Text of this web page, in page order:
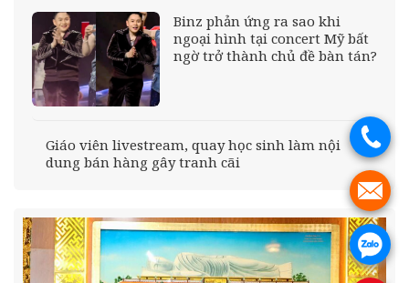
Binz phản ứng ra sao khi
ngoại hình tại concert Mỹ bất
ngờ trở thành chủ đề bàn tán?
Giáo viên livestream, quay học sinh làm nội
dung bán hàng gây tranh cãi
.
.
.